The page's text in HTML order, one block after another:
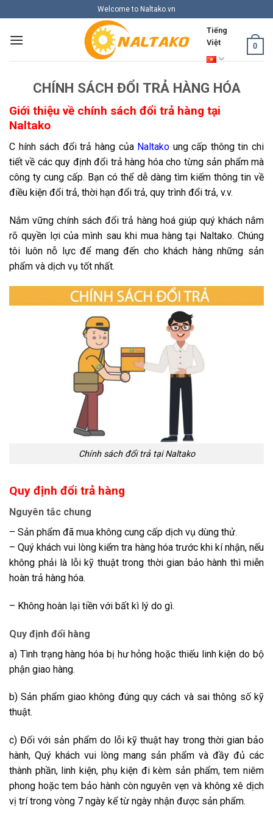
to
content
Welcome to Naltako.vn
Tiếng
Việt
0
CHÍNH SÁCH ĐỔI TRẢ HÀNG HÓA
Giới thiệu về chính sách đổi trả hàng tại
Naltako
C hính sách đổi trả hàng của Naltako ung cấp thông tin chi
tiết về các quy định đổi trả hàng hóa cho từng sản phẩm mà
công ty cung cấp. Bạn có thể dễ dàng tìm kiếm thông tin về
điều kiện đổi trả, thời hạn đổi trả, quy trình đổi trả, v.v.
Nắm vững chính sách đổi trả hàng hoá giúp quý khách nắm
rõ quyền lợi của mình sau khi mua hàng tại Naltako. Chúng
tôi luôn nỗ lực để mang đến cho khách hàng những sản
phẩm và dịch vụ tốt nhất.
Chính sách đổi trả tại Naltako
Quy định đổi trả hàng
Nguyên tắc chung
– Sản phẩm đã mua không cung cấp dịch vụ dùng thử.
– Quý khách vui lòng kiểm tra hàng hóa trước khi kí nhận, nếu
không phải là lỗi kỹ thuật trong thời gian bảo hành thì miễn
hoàn trả hàng hóa.
– Không hoàn lại tiền với bất kì lý do gì.
Quy định đổi hàng
a) Tình trạng hàng hóa bị hư hỏng hoặc thiếu linh kiện do bộ
phận giao hàng.
b) Sản phẩm giao không đúng quy cách và sai thông số kỹ
thuật.
c) Đối với sản phẩm do lỗi kỹ thuật hay trong thời gian bảo
hành, Quý khách vui lòng mang sản phẩm và đầy đủ các
thành phần, linh kiện, phụ kiện đi kèm sản phẩm, tem niêm
phong hoặc tem bảo hành còn nguyên vẹn và không xê dịch
vị trí trong vòng 7 ngày kể từ ngày nhận được sản phẩm.